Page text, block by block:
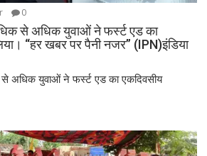
0
से अधिक युवाओं ने फर्स्ट एड का
“हर खबर पर पैनी नजर” (IPN)इंडिया
अधिक युवाओं ने फर्स्ट एड का एकदिवसीय